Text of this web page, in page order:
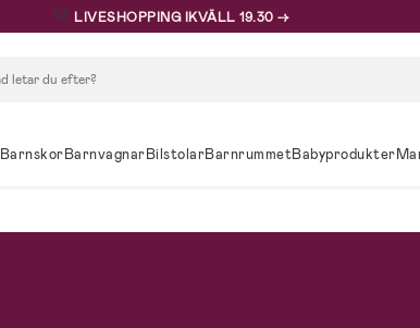
🩷 LIVESHOPPING IKVÄLL 19.30 →
BarnskorBarnvagnarBilstolarBarnrummetBabyprodukter